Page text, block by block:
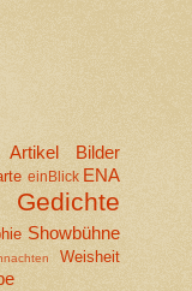
Artikel Bilder
einBlick ENA
Gedichte
Showbühne
Weisheit